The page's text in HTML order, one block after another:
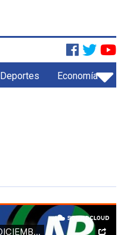
Deportes Economía